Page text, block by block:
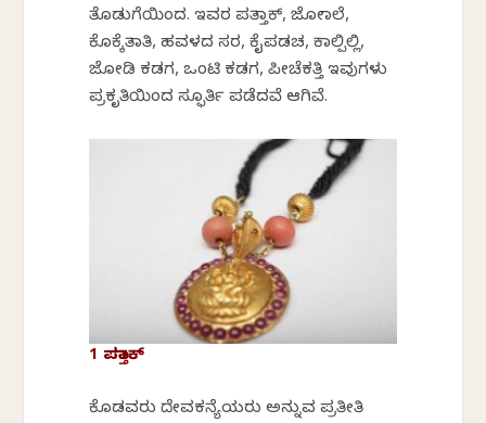
ತೊಡುಗೆಯಿಂದ. ಇವರ ಪತ್ತಾಕ್, ಜೋಮಾಲೆ,
ಕೊಕ್ಕೆತಾತಿ, ಹವಳದ ಸರ, ಕೈಪಡಚ, ಕಾಲ್ಪಿಲ್ಲಿ,
ಜೋಡಿ ಕಡಗ, ಒಂಟಿ ಕಡಗ, ಪೀಚೆಕತ್ತಿ ಇವುಗಳು
ಪ್ರಕೃತಿಯಿಂದ ಸ್ಫೂರ್ತಿ ಪಡೆದವೆ ಆಗಿವೆ.
1 ಪತ್ತಾಕ್
ಕೊಡವರು ದೇವಕನ್ಯೆಯರು ಅನ್ನುವ ಪ್ರತೀತಿ